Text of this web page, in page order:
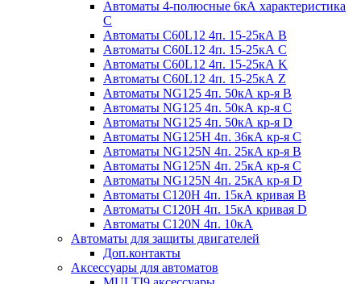
Автоматы 4-полюсные 6кА характеристика
С
Автоматы C60L12 4п. 15-25кА B
Автоматы C60L12 4п. 15-25кА C
Автоматы C60L12 4п. 15-25кА K
Автоматы C60L12 4п. 15-25кА Z
Автоматы NG125 4п. 50кА кр-я B
Автоматы NG125 4п. 50кА кр-я C
Автоматы NG125 4п. 50кА кр-я D
Автоматы NG125H 4п. 36кА кр-я C
Автоматы NG125N 4п. 25кА кр-я B
Автоматы NG125N 4п. 25кА кр-я C
Автоматы NG125N 4п. 25кА кр-я D
Автоматы С120H 4п. 15кА кривая B
Автоматы С120H 4п. 15кА кривая D
Автоматы С120N 4п. 10кА
Автоматы для защиты двигателей
Доп.контакты
Аксессуары для автоматов